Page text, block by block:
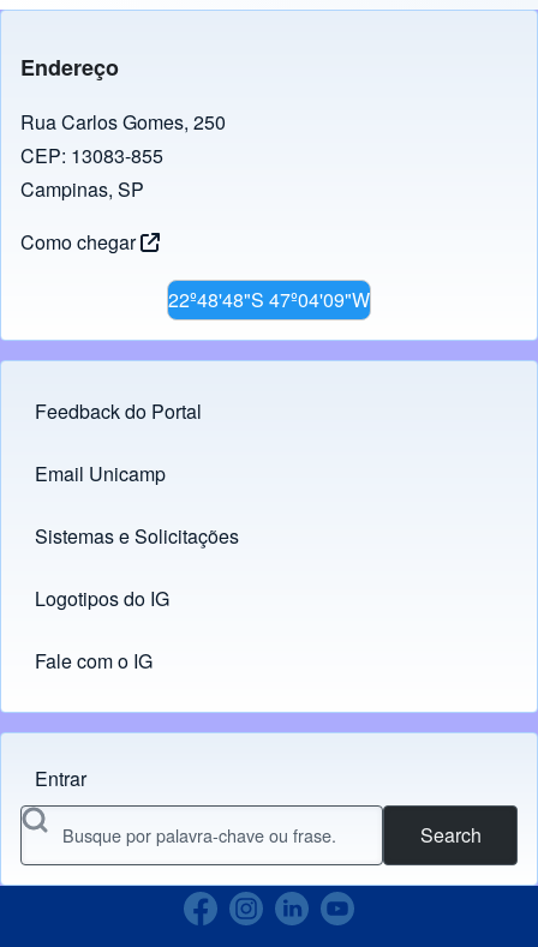
Endereço
Rua Carlos Gomes, 250
CEP: 13083-855
Campinas, SP
Como chegar
22º48'48"S 47º04'09"W
Footer menu
Feedback do Portal
Links
Email Unicamp
(opens in new tab)
Sistemas e Solicitações
(opens in new tab)
Logotipos do IG
(opens in new tab)
Fale com o IG
Menu do usuário
Entrar
Search